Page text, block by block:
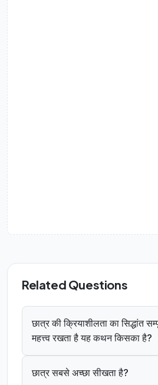
Related Questions
छात्र की क्रियाशीलता का सिद्धांत
महत्त्व रखता है यह कथन किसका है?
छात्र सबसे अच्छा सीखता है?